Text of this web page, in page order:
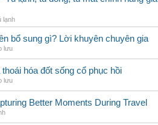
lạnh
bổ sung gì? Lời khuyên chuyên gia
lưu
hóa đốt sống cổ phục hồi
lưu
Better Moments During Travel